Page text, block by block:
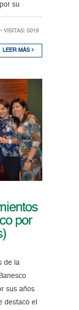
su
• VISITAS: 5019
LEER MÁS
por
de la
sus años
destacó el